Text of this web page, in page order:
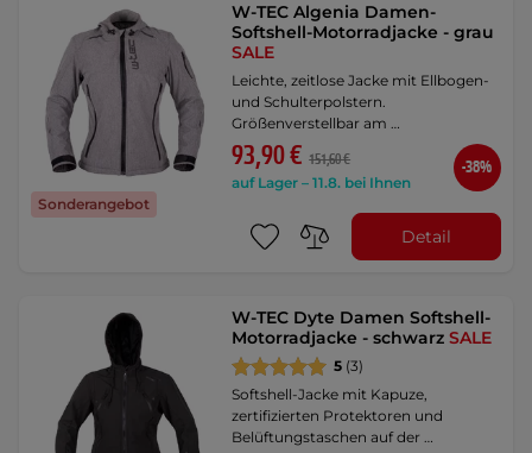
Sonderangebot
W-TEC Algenia Damen-
Softshell-Motorradjacke - grau
SALE
Leichte, zeitlose Jacke mit Ellbogen-
und Schulterpolstern.
Größenverstellbar am …
93,90 € 151,60 €
auf Lager – 11.8. bei Ihnen
-38%
Detail
W-TEC Dyte Damen Softshell-
Motorradjacke - schwarzSALE
5 (3)
Softshell-Jacke mit Kapuze,
zertifizierten Protektoren und
Belüftungstaschen auf der …